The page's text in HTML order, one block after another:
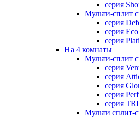
серия
Мульти-сплит
серия
серия
серия
На 4 комнаты
Мульти-сплит
серия
серия
серия
серия
серия
Мульти сплит-